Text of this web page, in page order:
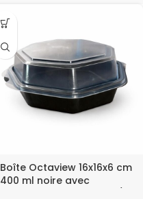
Boîte Octaview 16x16x6 cm
400 ml noire avec